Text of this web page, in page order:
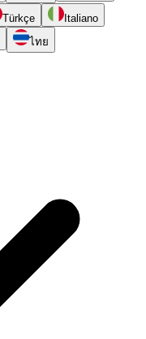
Türkçe
Italiano
ไทย